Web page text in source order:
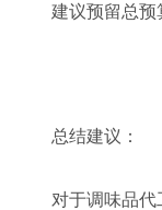
建议预留总预
总结建议：
对于调味品